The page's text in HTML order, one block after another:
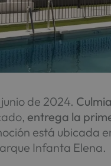
junio de 2024. Culmia
entrega la
está ubicada
Infanta Elena.